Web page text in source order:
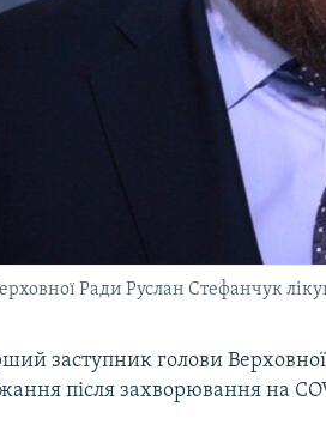
Ради Руслан Стефанчук
заступник голови
після захворювання на